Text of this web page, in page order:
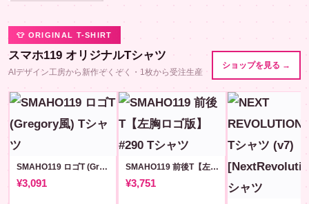
👕 ORIGINAL T-SHIRT
スマホ119 オリジナルTシャツ
AIデザイン工房から新作ぞくぞく・1枚から受注生産
ショップを見る →
SMAHO119 ロゴT (Gregory風)
¥3,091
SMAHO119 前後T【左胸ロゴ版】#290
¥3,751